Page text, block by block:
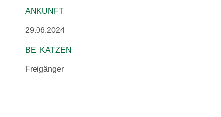
ANKUNFT
29.06.2024
BEI KATZEN
Freigänger